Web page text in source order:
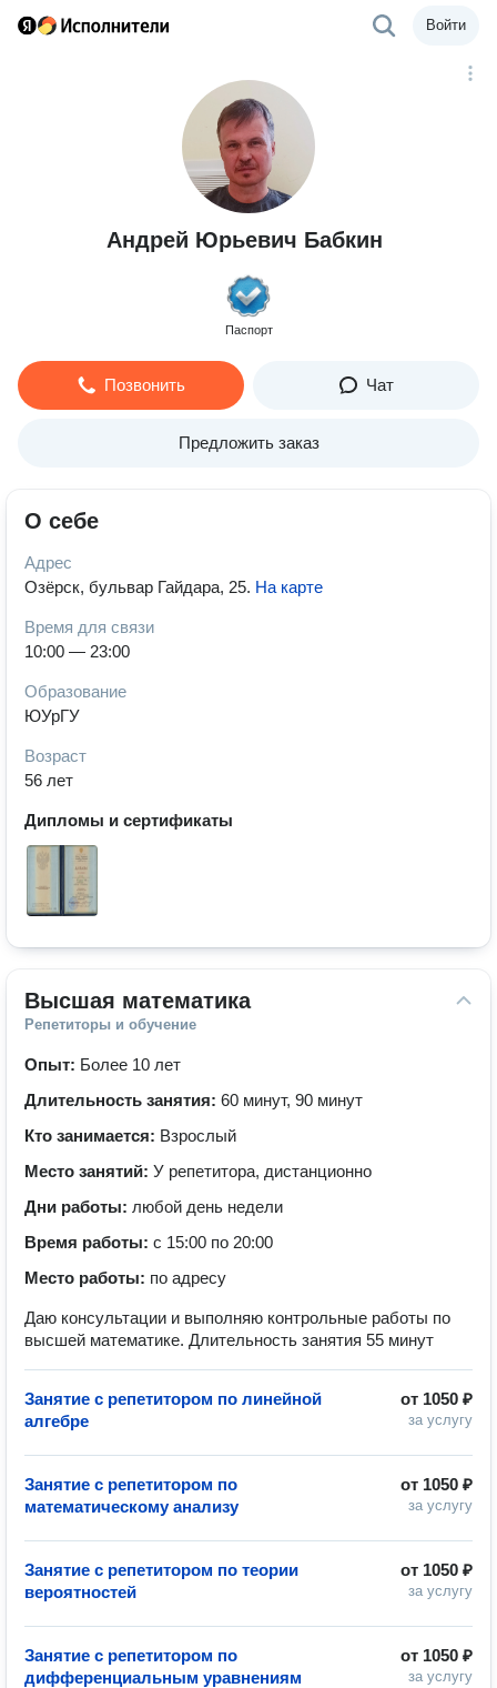
Войти
Андрей Юрьевич Бабкин
Паспорт
Позвонить Чат
Предложить заказ
О себе
Адрес
Озёрск, бульвар Гайдара, 25. На карте
Время для связи
10:00 — 23:00
Образование
ЮУрГУ
Возраст
56 лет
Дипломы и сертификаты
Высшая математика
Репетиторы и обучение
Опыт: Более 10 лет
Длительность занятия: 60 минут, 90 минут
Кто занимается: Взрослый
Место занятий: У репетитора, дистанционно
Дни работы: любой день недели
Время работы: с 15:00 по 20:00
Место работы: по адресу
Даю консультации и выполняю контрольные работы по
высшей математике. Длительность занятия 55 минут
от 1050 ₽
за услугу
Занятие с репетитором по линейной
алгебре
от 1050 ₽
за услугу
Занятие с репетитором по
математическому анализу
от 1050 ₽
за услугу
Занятие с репетитором по теории
вероятностей
от 1050 ₽
за услугу
Занятие с репетитором по
дифференциальным уравнениям